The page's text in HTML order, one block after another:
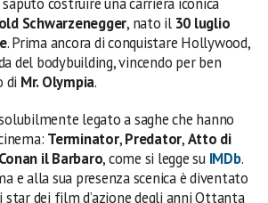
Schwarzenegger, nato il 30 luglio
. Prima ancora di conquistare Hollywood,
del bodybuilding, vincendo per ben
di Mr. Olympia.
legato a saghe che hanno
Terminator,Predator,Atto di
Conan il Barbaro, come si legge su IMDb.
e alla sua presenza scenica è diventato
star dei film d’azione degli anni Ottanta